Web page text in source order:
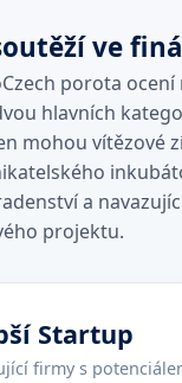
ve
porota ocení
hlavních
mohou vítězové
a
projektu.
Startup
firmy s